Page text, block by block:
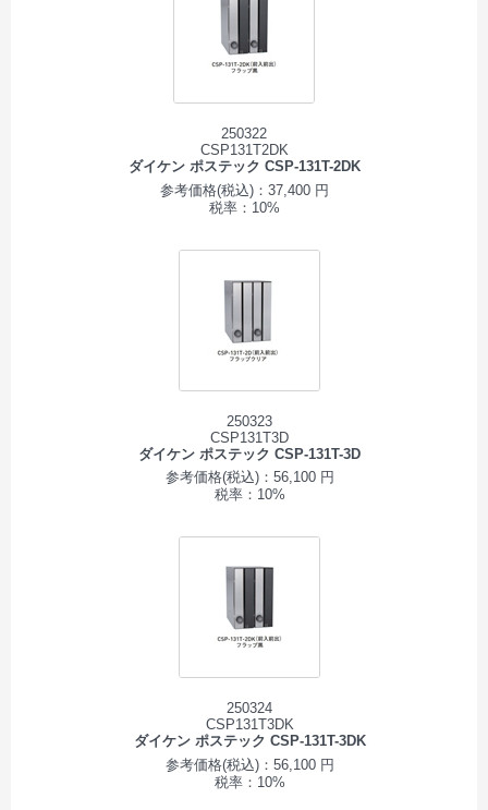
250322
CSP131T2DK
ダイケン ポステック CSP-131T-2DK
参考価格(税込)：37,400 円
税率：10%
250323
CSP131T3D
ダイケン ポステック CSP-131T-3D
参考価格(税込)：56,100 円
税率：10%
250324
CSP131T3DK
ダイケン ポステック CSP-131T-3DK
参考価格(税込)：56,100 円
税率：10%